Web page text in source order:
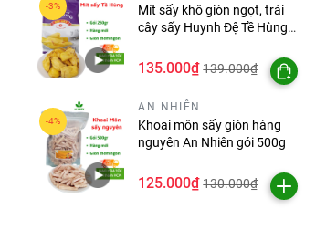
Mít sấy khô giòn ngọt, trái
cây sấy Huynh Đệ Tề Hùng
135.000₫ 139.000₫
AN NHIÊN
Khoai môn sấy giòn hàng
nguyên An Nhiên gói 500g
125.000₫ 130.000₫